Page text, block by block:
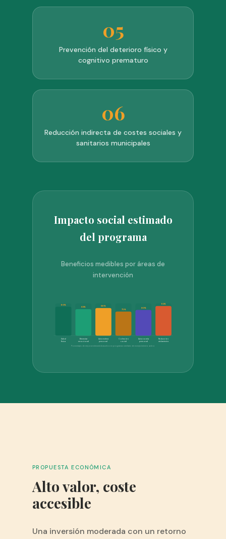
05
Prevención del deterioro físico y
cognitivo prematuro
06
Reducción indirecta de costes sociales y
sanitarios municipales
Impacto social estimado
del programa
Beneficios medibles por áreas de
intervención
90%
Salud
física
83%
Bienestar
emocional
86%
Autoestima
personal
75%
Cohesión
social
80%
Autonomía
personal
92%
Reducción
aislamiento
Porcentajes de mejora estimada basados en programas similares de envejecimiento activo
PROPUESTA ECONÓMICA
Alto valor, coste
accesible
Una inversión moderada con un retorno